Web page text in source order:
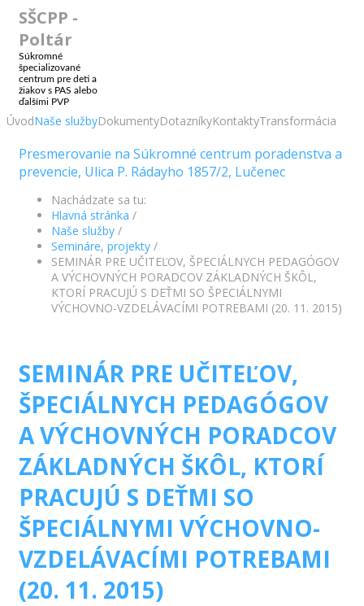
SŠCPP -
Poltár
Súkromné
špecializované
centrum pre deti a
žiakov s PAS alebo
ďalšími PVP
ÚvodNaše službyDokumentyDotazníkyKontaktyTransformácia
Presmerovanie na Súkromné centrum poradenstva a
prevencie, Ulica P. Rádayho 1857/2, Lučenec
Nachádzate sa tu:
Hlavná stránka /
Naše služby /
Semináre, projekty /
SEMINÁR PRE UČITEĽOV, ŠPECIÁLNYCH PEDAGÓGOV
A VÝCHOVNÝCH PORADCOV ZÁKLADNÝCH ŠKÔL,
KTORÍ PRACUJÚ S DEŤMI SO ŠPECIÁLNYMI
VÝCHOVNO-VZDELÁVACÍMI POTREBAMI (20. 11. 2015)
SEMINÁR PRE UČITEĽOV,
ŠPECIÁLNYCH PEDAGÓGOV
A VÝCHOVNÝCH PORADCOV
ZÁKLADNÝCH ŠKÔL, KTORÍ
PRACUJÚ S DEŤMI SO
ŠPECIÁLNYMI VÝCHOVNO-
VZDELÁVACÍMI POTREBAMI
(20. 11. 2015)